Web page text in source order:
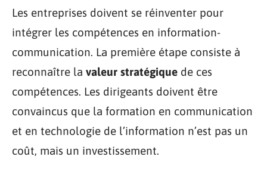
Les entreprises doivent se réinventer pour
intégrer les compétences en information-
communication. La première étape consiste à
reconnaître la valeur stratégique de ces
compétences. Les dirigeants doivent être
convaincus que la formation en communication
et en technologie de l’information n’est pas un
coût, mais un investissement.